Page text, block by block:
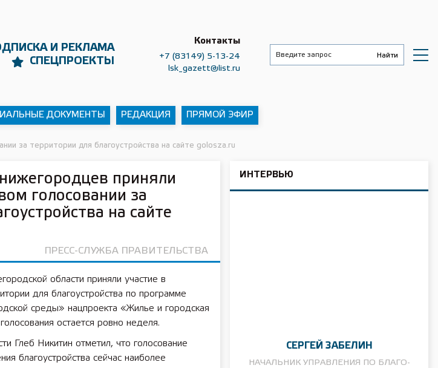
И РЕКЛАМА
СПЕЦПРОЕКТЫ
Контакты
+7 (83149) 5-13-24
lsk_gazett@list.ru
ДОКУМЕНТЫ РЕДАКЦИЯ ПРЯМОЙ ЭФИР
за территории для благоустройства на сайте golosza.ru
приняли
голосовании за
на сайте
ПРЕСС-СЛУЖБА ПРАВИТЕЛЬСТВА
области приняли участие в
для благоустройства по программе
среды» нацпроекта «Жилье и городская
остается ровно неделя.
Глеб Никитин отметил, что голосование
благоустройства сейчас наиболее
ИНТЕРВЬЮ
СЕРГЕЙ ЗАБЕЛИН
НАЧАЛЬНИК УПРАВЛЕНИЯ ПО БЛАГО­